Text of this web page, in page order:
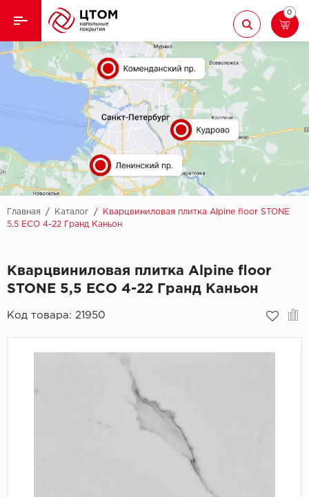
Назад
Кварцвиниловая плитка
Назад
Aberhof
Adelar
Alfa
AllureFloor
Alpine floor
Arbiton
Ламинат
Ковролин
Линолеум
Паркет
Плинтус
0
Главная / Каталог /
Кварцвиниловая плитка Alpine floor STONE
5,5 ЕСО 4-22 Гранд Каньон
Кварцвиниловая плитка Alpine floor
STONE 5,5 ЕСО 4-22 Гранд Каньон
Код товара: 21950